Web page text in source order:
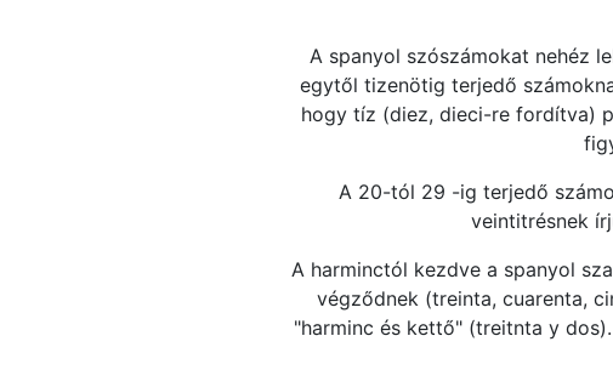
A spanyol szószámokat nehéz
egytől tizenötig terjedő
hogy tíz (diez, dieci-re fordítva)
A 20-tól 29 -ig terjedő
veintitrésnek
A harminctól kezdve a spanyol
végződnek (treinta, cuarenta,
"harminc és kettő" (treitnta y